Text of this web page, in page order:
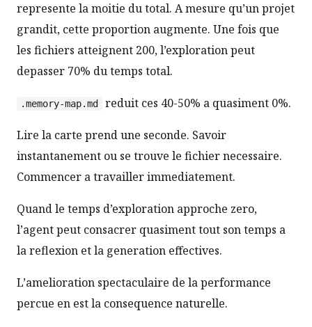
represente la moitie du total. A mesure qu’un projet
grandit, cette proportion augmente. Une fois que
les fichiers atteignent 200, l’exploration peut
depasser 70% du temps total.
.memory-map.md reduit ces 40-50% a quasiment 0%.
Lire la carte prend une seconde. Savoir
instantanement ou se trouve le fichier necessaire.
Commencer a travailler immediatement.
Quand le temps d’exploration approche zero,
l’agent peut consacrer quasiment tout son temps a
la reflexion et la generation effectives.
L’amelioration spectaculaire de la performance
percue en est la consequence naturelle.